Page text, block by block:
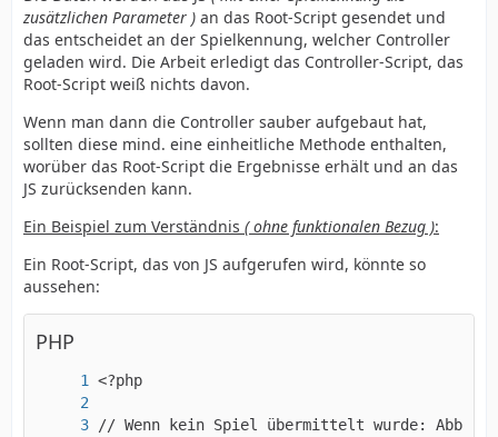
zusätzlichen Parameter ) an das Root-Script gesendet und
das entscheidet an der Spielkennung, welcher Controller
geladen wird. Die Arbeit erledigt das Controller-Script, das
Root-Script weiß nichts davon.
Wenn man dann die Controller sauber aufgebaut hat,
sollten diese mind. eine einheitliche Methode enthalten,
worüber das Root-Script die Ergebnisse erhält und an das
JS zurücksenden kann.
Ein Beispiel zum Verständnis ( ohne funktionalen Bezug ):
Ein Root-Script, das von JS aufgerufen wird, könnte so
aussehen:
PHP